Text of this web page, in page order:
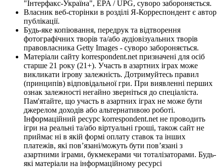
"Інтерфакс-Україна", EPA / UPG, суворо забороняється.
Власник веб-сторінки в розділі Я-Корреспондент є автор
публікації.
Будь-яке копіювання, передрук та відтворення
фотографічних творів та/або аудіовізуальних творів
правовласника Getty Images - суворо забороняється.
Матеріали сайту korrespondent.net призначені для осіб
старше 21 року (21+). Участь в азартних іграх може
викликати ігрову залежність. Дотримуйтесь правил
(принципів) відповідальної гри. При виявленні перших
ознак залежності негайно зверніться до спеціаліста.
Пам'ятайте, що участь в азартних іграх не може бути
джерелом доходів або альтернативою роботі.
Інформаційний ресурс korrespondent.net не проводить
ігри на реальні та/або віртуальні гроші, також сайт не
приймає ні в якій формі оплату ставок та інших
платежів, які пов’язані/можуть бути пов’язані з
азартними іграми, букмекерами чи тоталізаторами. Будь-
які матеріали на інформаційному ресурсі